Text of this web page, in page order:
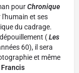
pourChronique
et ses
du cadrage.
(Les
60), il sera
et même
Francis